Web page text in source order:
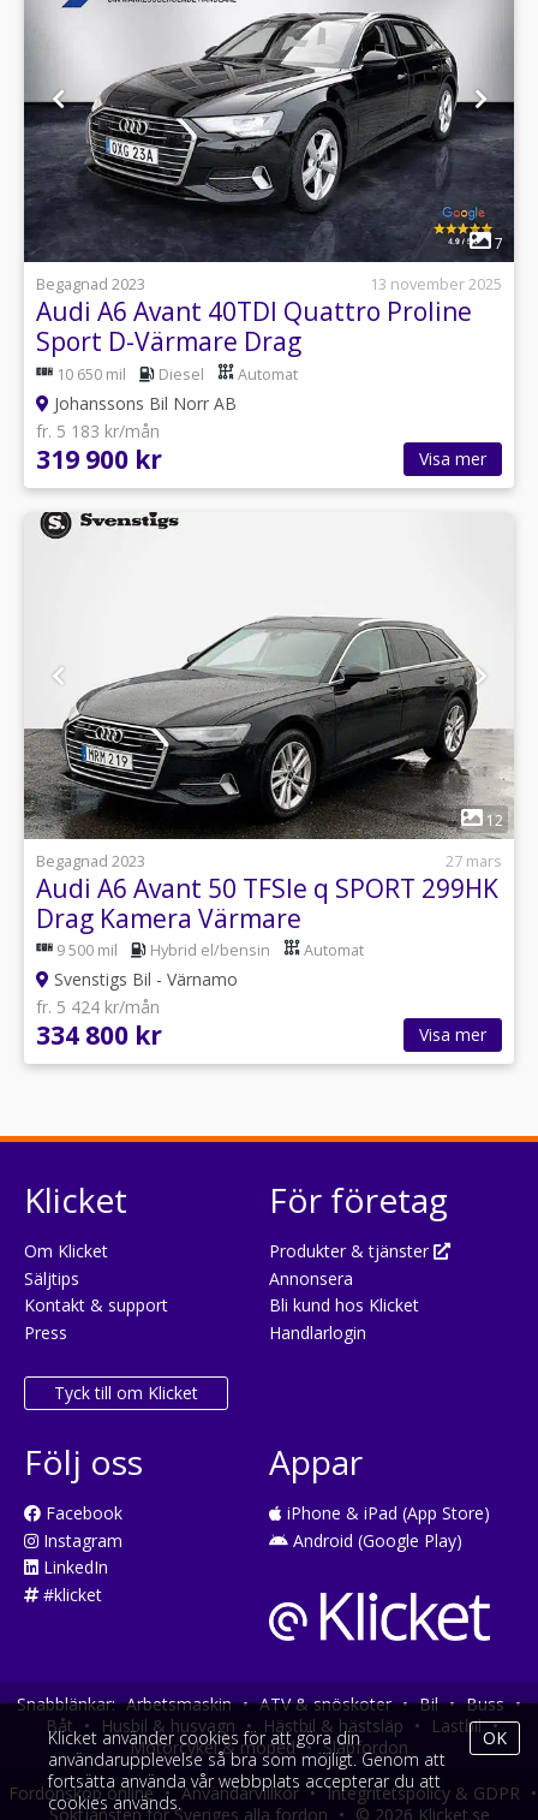
1
7
Begagnad 2023
13 november 2025
Audi A6 Avant 40TDI Quattro Proline
Sport D-Värmare Drag
10 650 mil Diesel Automat
Johanssons Bil Norr AB
fr. 5 183 kr/mån
319 900 kr Visa mer
12
Begagnad 2023
27 mars
Audi A6 Avant 50 TFSIe q SPORT 299HK
Drag Kamera Värmare
9 500 mil Hybrid el/bensin Automat
Svenstigs Bil - Värnamo
fr. 5 424 kr/mån
334 800 kr Visa mer
Klicket
Om Klicket
Säljtips
Kontakt & support
Press
Tyck till om Klicket
För företag
Produkter & tjänster
Annonsera
Bli kund hos Klicket
Handlarlogin
Följ oss
Facebook
Instagram
LinkedIn
#klicket
Appar
iPhone & iPad (App Store)
Android (Google Play)
Snabblänkar: Arbetsmaskin • ATV & snöskoter • Bil • Buss •
Båt • Husbil & husvagn • Hästbil & hästsläp • Lastbil •
Motorcykel & moped • Släpfordon
Fordonsköp online • Användarvillkor • Integritetspolicy & GDPR •
Söktjänsten för Sveriges alla fordon • © 2026 Klicket.se
Klicket använder cookies för att göra din
användarupplevelse så bra som möjligt. Genom att
fortsätta använda vår webbplats accepterar du att
cookies används.
OK